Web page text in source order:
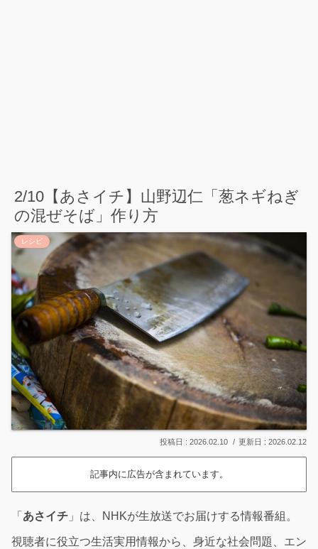
2/10【あさイチ】山野辺仁「葱ネギねぎ
の混ぜそば」作り方
レシピ
2026.02.10 2026.02.12
記事内に広告が含まれています。
「 あさイチ 」は、NHKが生放送でお届けする情報番組。
視聴者に役立つ生活実用情報から、身近な社会問題、エン